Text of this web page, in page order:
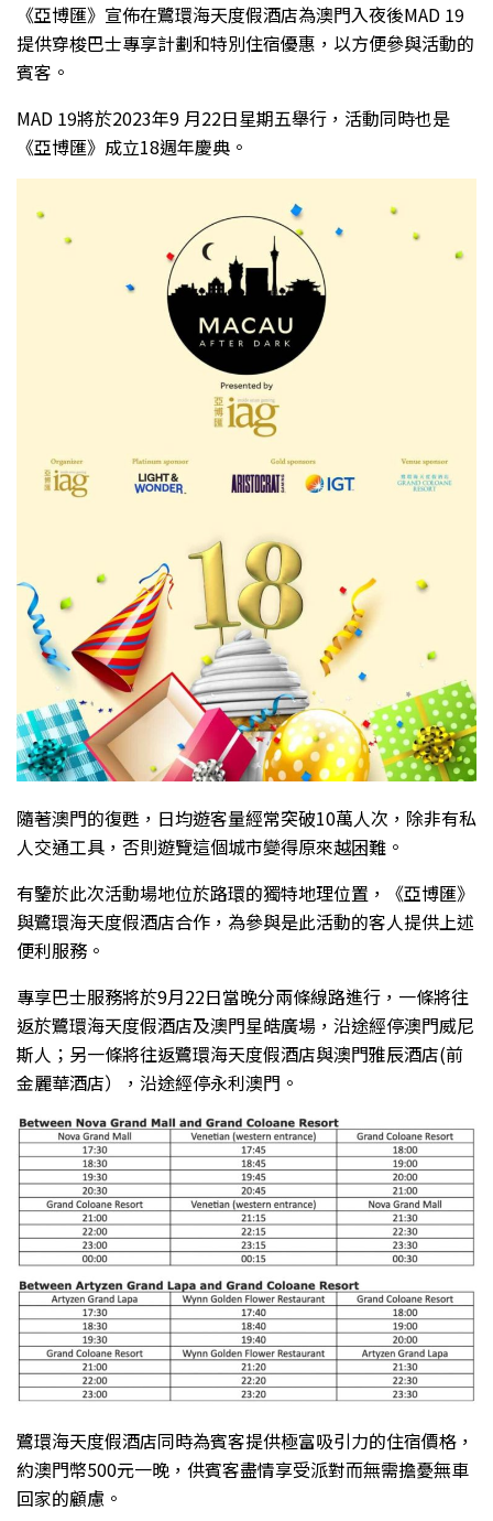
《亞博匯》宣佈在鷺環海天度假酒店為澳門入夜後MAD 19
提供穿梭巴士專享計劃和特別住宿優惠，以方便參與活動的
賓客。
MAD 19將於2023年9 月22日星期五舉行，活動同時也是
《亞博匯》成立18週年慶典。
隨著澳門的復甦，日均遊客量經常突破10萬人次，除非有私
人交通工具，否則遊覽這個城市變得原來越困難。
有鑒於此次活動場地位於路環的獨特地理位置，《亞博匯》
與鷺環海天度假酒店合作，為參與是此活動的客人提供上述
便利服務。
專享巴士服務將於9月22日當晚分兩條線路進行，一條將往
返於鷺環海天度假酒店及澳門星皓廣場，沿途經停澳門威尼
斯人；另一條將往返鷺環海天度假酒店與澳門雅辰酒店(前
金麗華酒店），沿途經停永利澳門。
鷺環海天度假酒店同時為賓客提供極富吸引力的住宿價格，
約澳門幣500元一晚，供賓客盡情享受派對而無需擔憂無車
回家的顧慮。